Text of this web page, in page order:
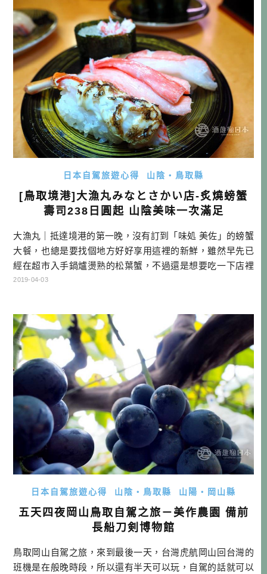
地旅行，對我來說不可或缺的，就是造訪當地的雜貨店，看
看他們這裡的人，是用著怎樣的道具，又 […]…
日本自駕旅遊心得 山陰・鳥取縣
[鳥取境港]大漁丸みなとさかい店-炙燒螃蟹
壽司238日圓起 山陰美味一次滿足
大漁丸｜抵達境港的第一晚，沒有訂到「味処 美佐」的螃蟹
大餐，也總是要找個地方好好享用這裡的新鮮，雖然早先已
經在超市入手鍋爐燙熟的松葉蟹，不過還是想要吃一下店裡
的美味。這時候我想到了上次採訪時，來自岡山的司機也念
漁丸みなとさかい店 資訊 店名：大漁丸 みなとさかい店 官
網 電話：0859-4 […]…
2019-04-03
日本自駕旅遊心得 山陰・鳥取縣 山陽・岡山縣
五天四夜岡山鳥取自駕之旅－美作農園 備前
長船刀剣博物館
鳥取岡山自駕之旅，來到最後一天，台灣虎航岡山回台灣的
班機是在般晚時段，所以還有半天可以玩，自駕的話就可以